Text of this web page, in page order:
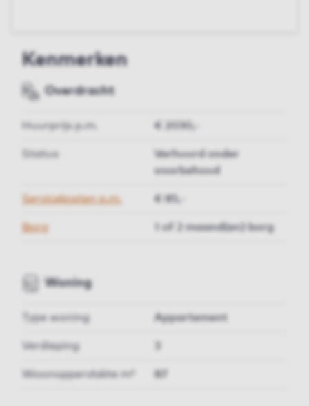
Kenmerken
Overdracht
Huurprijs p.m. € 2030,-
Status
Verhuurd onder
voorbehoud
Servicekosten p.m. € 85,-
Borg 1 of 2 maand(en) borg
Woning
Type woning Appartement
Verdieping
Woonoppervlakte m² 87